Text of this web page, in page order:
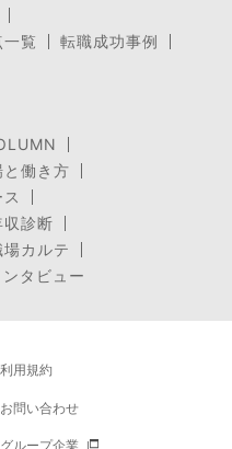
覧
転職成功事例
と働き方
収診断
カルテ
タビュー
利用規約
お問い合わせ
グループ企業